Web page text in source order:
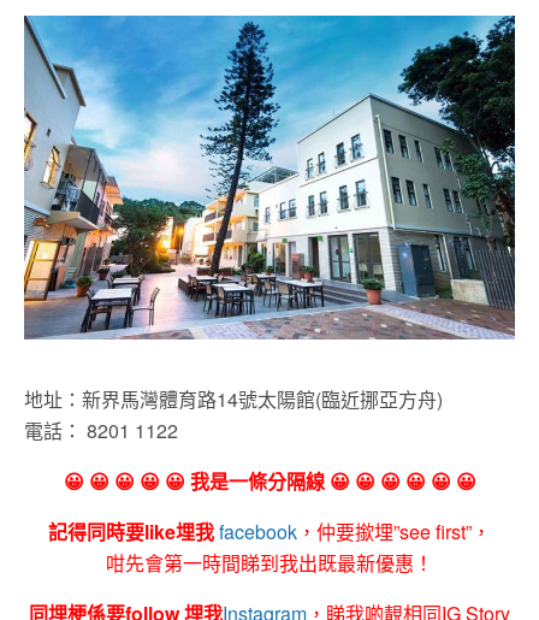
地址：新界馬灣體育路14號太陽館(臨近挪亞方舟)
電話： 8201 1122
😀 😀 😀 😀 😀 我是一條分隔線 😀 😀 😀 😀 😀 😀
記得同時要like埋我facebook ，仲要撳埋”see first”，
咁先會第一時間睇到我出既最新優惠！
同埋梗係要follow 埋我Instagram ，睇我啲靚相同IG Story